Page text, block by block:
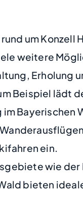
rund um Konzell
weitere
Erholung
Beispiel lädt
Bayerischen
ein.
wie der
bieten